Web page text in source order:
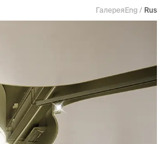
Галерея Eng/ Rus